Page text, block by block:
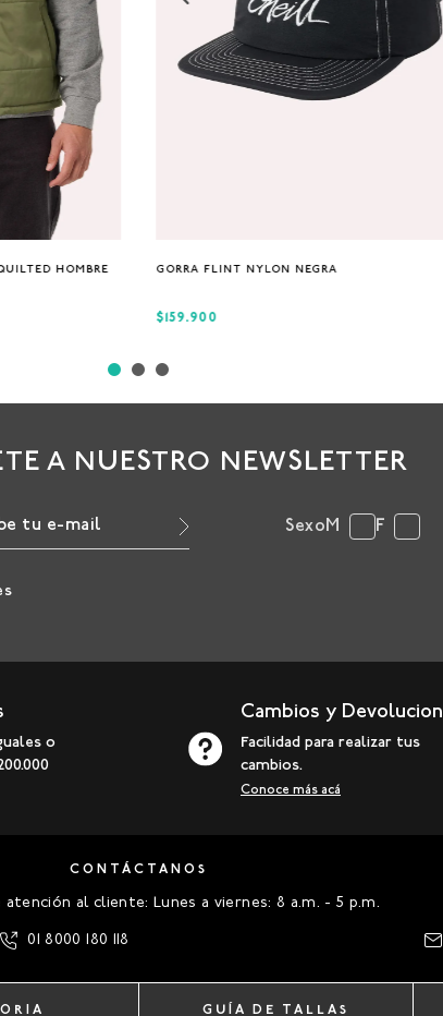
HOMBRE GORRA FLINT NYLON NEGRA
$159.900
A NUESTRO NEWSLETTER
Sexo M F
o
Cambios y
Facilidad para realizar tus
cambios.
Conoce más acá
CONTÁCTANOS
atención al cliente: Lunes a viernes: 8 a.m. - 5 p.m.
01 8000 180 118
GUÍA DE TALLAS